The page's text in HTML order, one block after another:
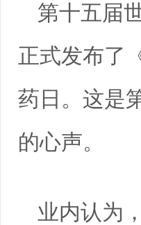
第十五届
正式发布了
药日。这是
的心声。
业内认为